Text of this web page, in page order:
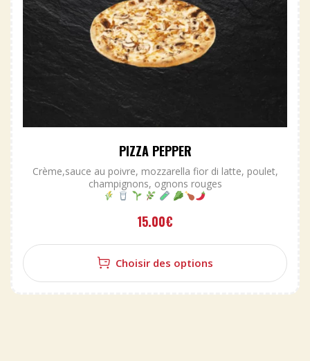
PIZZA PEPPER
Crème,sauce au poivre, mozzarella fior di latte, poulet,
champignons, ognons rouges
15.00€
Choisir des options